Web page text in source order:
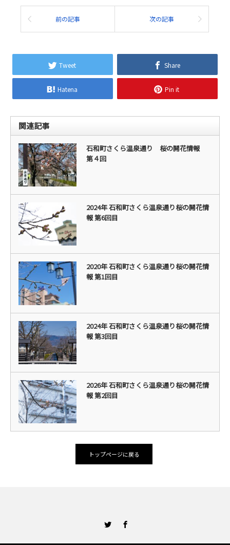
前の記事 次の記事
Tweet Share
Hatena Pin it
関連記事
石和町さくら温泉通り 桜の開花情報
第４回
2024年 石和町さくら温泉通り桜の開花情
報 第6回目
2020年 石和町さくら温泉通り桜の開花情
報 第1回目
2024年 石和町さくら温泉通り桜の開花情
報 第3回目
2026年 石和町さくら温泉通り桜の開花情
報 第2回目
トップページに戻る